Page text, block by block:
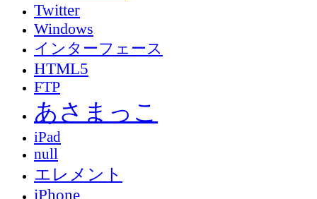
Twitter
Windows
インターフェース
HTML5
FTP
あさまっこ
iPad
null
エレメント
iPhone